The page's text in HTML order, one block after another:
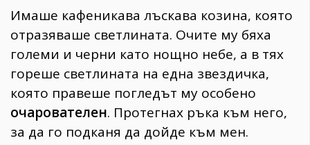
Имаше кафеникава лъскава козина, която
отразяваше светлината. Очите му бяха
големи и черни като нощно небе, а в тях
гореше светлината на една звездичка,
която правеше погледът му особено
очарователен. Протегнах ръка към него,
за да го подканя да дойде към мен.